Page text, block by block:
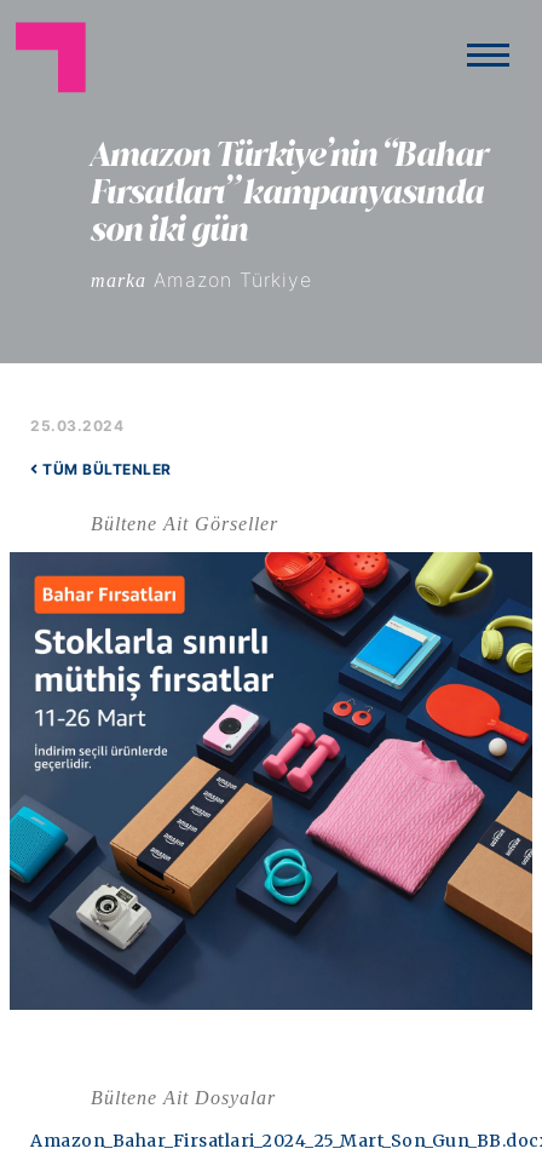
Amazon Türkiye’nin “Bahar
Fırsatları” kampanyasında
son iki gün
marka Amazon Türkiye
25.03.2024
TÜM BÜLTENLER
Bültene Ait Görseller
Bültene Ait Dosyalar